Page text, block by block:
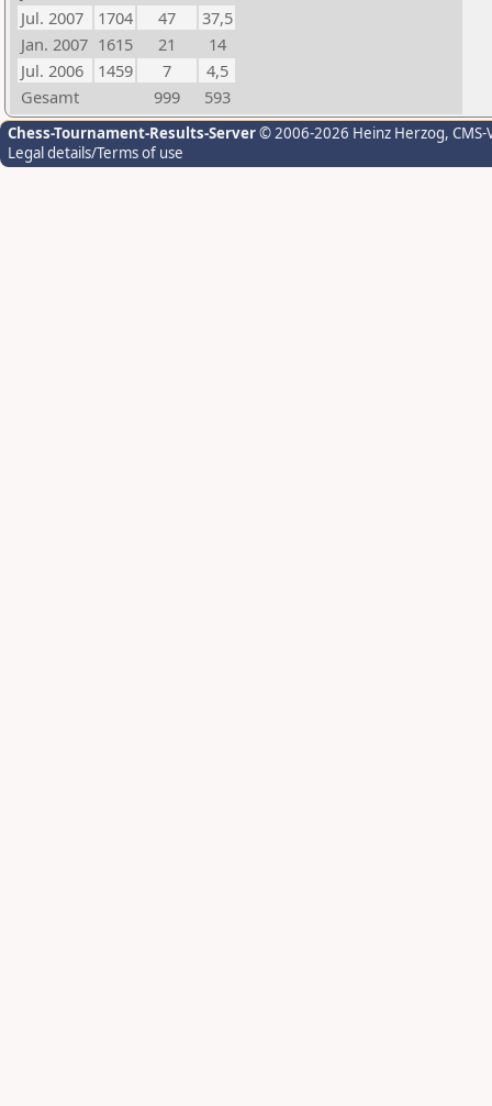
Jul. 2007
1704 47
37,5
Jan. 2007 1615 21
14
Jul. 2006
1459 7
4,5
Gesamt
999 593
Chess-Tournament-Results-Server© 2006-2026 Heinz Herzog,
Legal details/Terms of use